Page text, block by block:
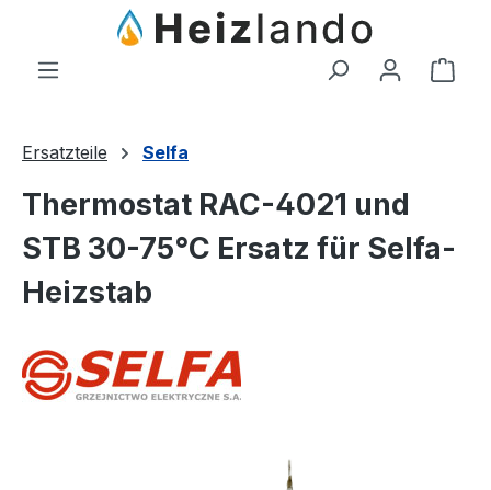
Zum Hauptinhalt springen
Ersatzteile Selfa
Thermostat RAC-4021 und
STB 30-75°C Ersatz für Selfa-
Heizstab